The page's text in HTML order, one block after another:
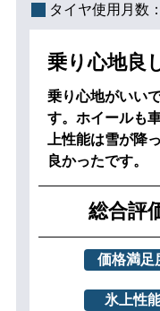
タイヤ使用月数：
乗り心地良
乗り心地がいい
す。ホイールも
上性能は雪が降
良かったです。
総合評
価格満足
氷上性